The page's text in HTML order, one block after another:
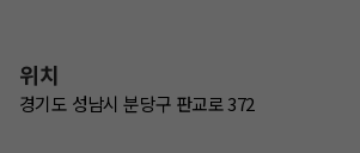
위치
경기도 성남시 분당구 판교로 372